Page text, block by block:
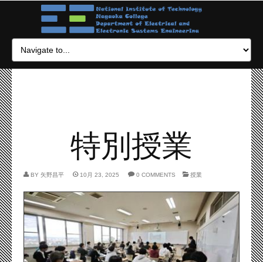
特別授業
BY 矢野昌平 10月 23, 2025 0 COMMENTS 授業